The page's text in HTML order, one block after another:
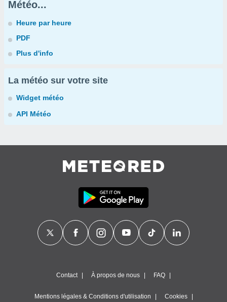
Météo...
Heure par heure
PDF
Plus d'info
La météo sur votre site
Widget météo
API Météo
Contact À propos de nous FAQ
Mentions légales & Conditions d'utilisation Cookies